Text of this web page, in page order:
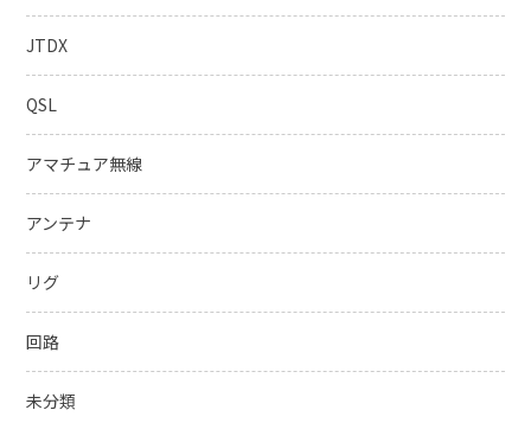
JTDX
QSL
アマチュア無線
アンテナ
リグ
回路
未分類